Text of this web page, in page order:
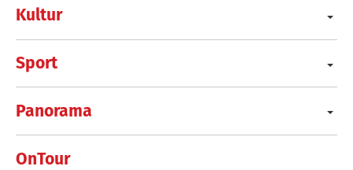
Kultur
Sport
Panorama
OnTour